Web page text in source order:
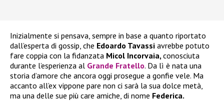
Inizialmente si pensava, sempre in base a quanto riportato
dall’esperta di gossip, che Edoardo Tavassi avrebbe potuto
fare coppia con la fidanzata Micol Incorvaia, conosciuta
durante l’esperienza al Grande Fratello. Da lì è nata una
storia d’amore che ancora oggi prosegue a gonfie vele. Ma
accanto all’ex vippone pare non ci sarà la sua dolce metà,
ma una delle sue più care amiche, di nome Federica.